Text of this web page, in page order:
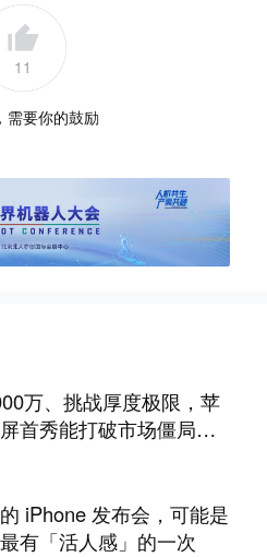
11
需要你的鼓励
万、挑战厚度极限，苹
首秀能打破市场僵局
iPhone 发布会，可能是
有「活人感」的一次